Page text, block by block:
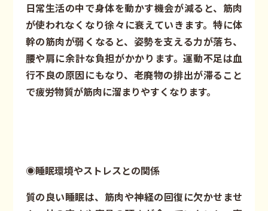
日常生活の中で身体を動かす機会が減ると、筋肉
が使われなくなり徐々に衰えていきます。特に体
幹の筋肉が弱くなると、姿勢を支える力が落ち、
腰や肩に余計な負担がかかります。運動不足は血
行不良の原因にもなり、老廃物の排出が滞ること
で疲労物質が筋肉に溜まりやすくなります。
◉睡眠環境やストレスとの関係
質の良い睡眠は、筋肉や神経の回復に欠かせませ